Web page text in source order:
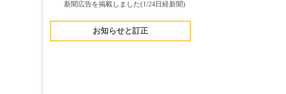
新聞広告を掲載しました(1/24日経新聞)
お知らせと訂正